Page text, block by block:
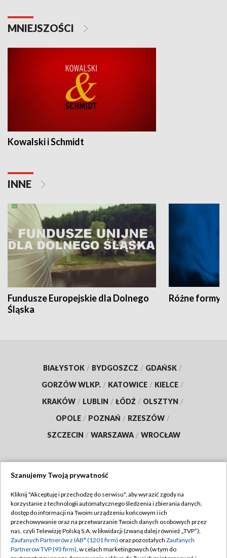
MNIEJSZOŚCI
Kowalski i Schmidt
INNE
Fundusze Europejskie dla Dolnego
Śląska
Różne formy
BIAŁYSTOK / BYDGOSZCZ / GDAŃSK /
GORZÓW WLKP. / KATOWICE / KIELCE /
KRAKÓW / LUBLIN / ŁÓDŹ / OLSZTYN /
OPOLE / POZNAŃ / RZESZÓW /
SZCZECIN / WARSZAWA / WROCŁAW
TVP
Abonament TVP
Emisja w TVP
Centrum informacji TVP
Regulamin TVP
Polityka prywatności
Szanujemy Twoją prywatność
Kliknij "Akceptuję i przechodzę do serwisu", aby wyrazić zgody na
korzystanie z technologii automatycznego śledzenia i zbierania danych,
dostęp do informacji na Twoim urządzeniu końcowym i ich
przechowywanie oraz na przetwarzanie Twoich danych osobowych przez
nas, czyli Telewizję Polską S.A. w likwidacji (zwaną dalej również „TVP”),
Zaufanych Partnerów z IAB* (1201 firm) oraz pozostałych Zaufanych
Partnerów TVP (93 firm), w celach marketingowych (w tym do